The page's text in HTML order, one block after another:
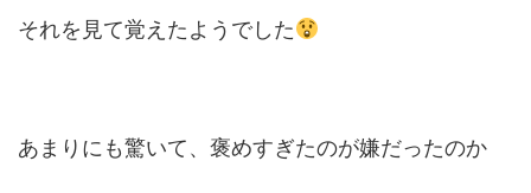
それを見て覚えたようでした
あまりにも驚いて、褒めすぎたのが嫌だったのか